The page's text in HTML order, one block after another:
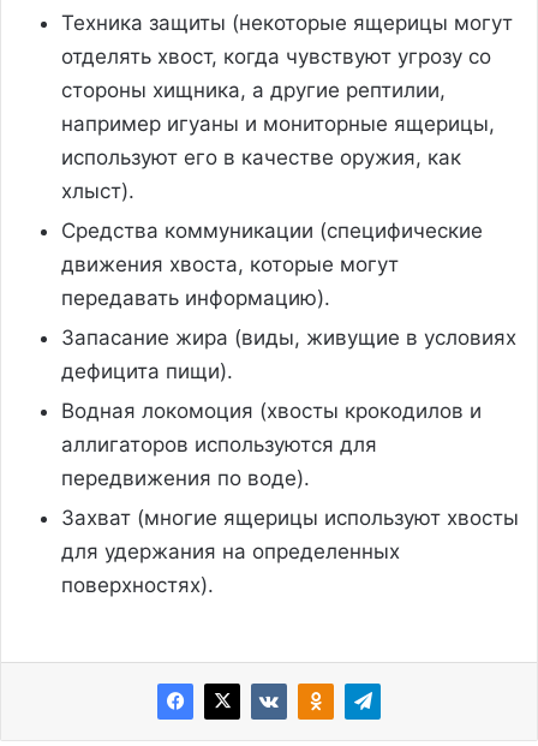
Техника защиты (некоторые ящерицы могут
отделять хвост, когда чувствуют угрозу со
стороны хищника, а другие рептилии,
например игуаны и мониторные ящерицы,
используют его в качестве оружия, как
хлыст).
Средства коммуникации (специфические
движения хвоста, которые могут
передавать информацию).
Запасание жира (виды, живущие в условиях
дефицита пищи).
Водная локомоция (хвосты крокодилов и
аллигаторов используются для
передвижения по воде).
Захват (многие ящерицы используют хвосты
для удержания на определенных
поверхностях).